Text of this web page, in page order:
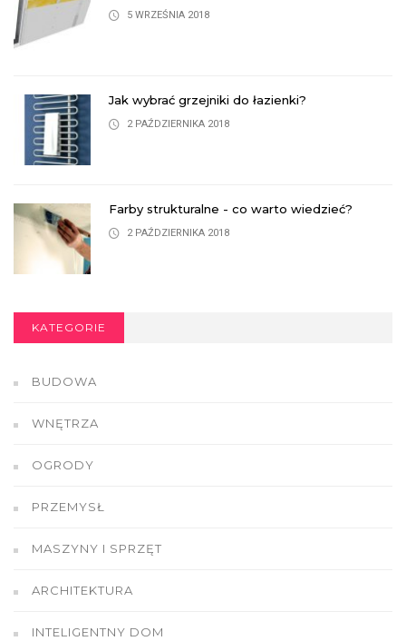
5 WRZEŚNIA 2018
Jak wybrać grzejniki do łazienki?
2 PAŹDZIERNIKA 2018
Farby strukturalne - co warto wiedzieć?
2 PAŹDZIERNIKA 2018
KATEGORIE
BUDOWA
WNĘTRZA
OGRODY
PRZEMYSŁ
MASZYNY I SPRZĘT
ARCHITEKTURA
INTELIGENTNY DOM